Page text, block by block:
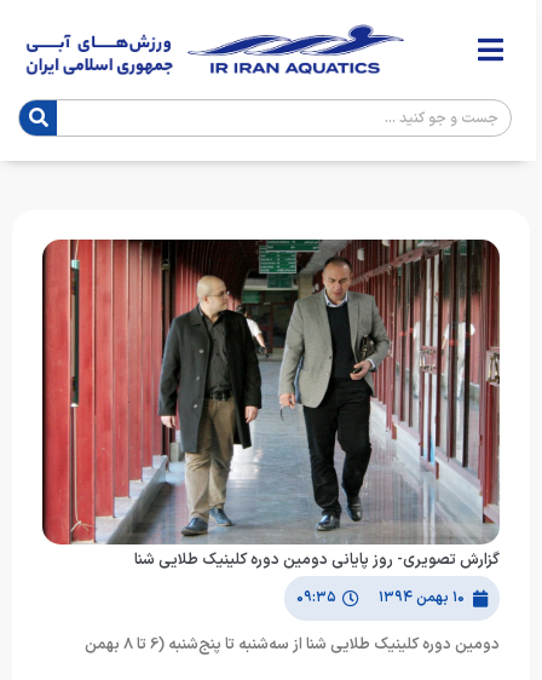
گزارش تصویری- روز پایانی دومین دوره کلینیک طلایی شنا
۱۰ بهمن ۱۳۹۴ ۰۹:۳۵
دومین دوره کلینیک طلایی شنا از سه‌شنبه تا پنج‌شنبه (6 تا 8 بهمن